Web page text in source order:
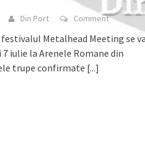
Din Port Comment
festivalul Metalhead Meeting se
7 iulie la Arenele Romane din
trupe confirmate [...]